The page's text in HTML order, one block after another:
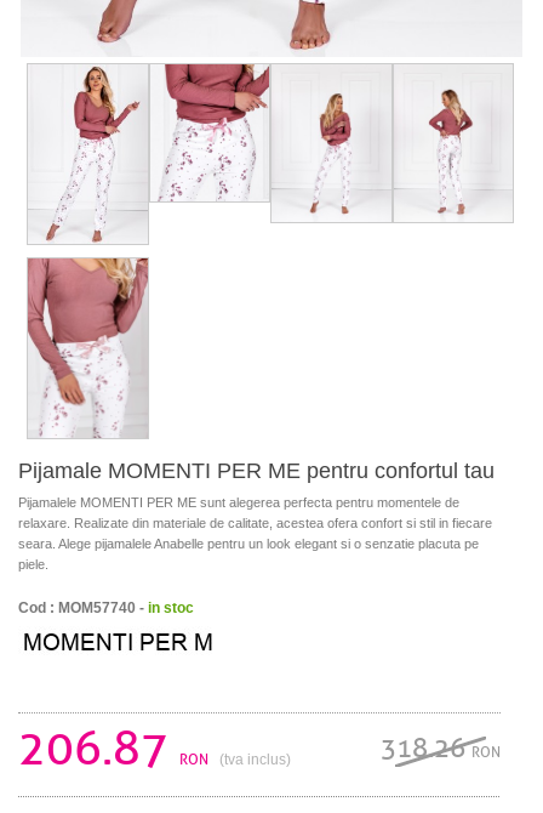
Pijamale MOMENTI PER ME pentru confortul tau
Pijamalele MOMENTI PER ME sunt alegerea perfecta pentru momentele de
relaxare. Realizate din materiale de calitate, acestea ofera confort si stil in fiecare
seara. Alege pijamalele Anabelle pentru un look elegant si o senzatie placuta pe
piele.
Cod : MOM57740 - in stoc
206.87 RON (tva inclus) 318.26RON